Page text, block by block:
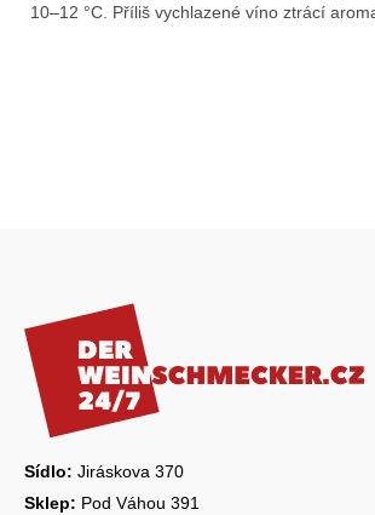
10–12 °C. Příliš vychlazené víno ztrácí
Sídlo: Jiráskova 370
Sklep: Pod Váhou 391